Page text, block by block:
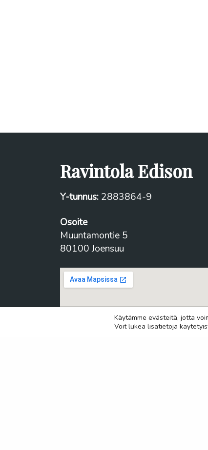
Ravintola Edison
Y-tunnus: 2883864-9
Osoite
Muuntamontie 5
80100 Joensuu
Käytämme evästeitä, jotta
Voit lukea lisätietoja